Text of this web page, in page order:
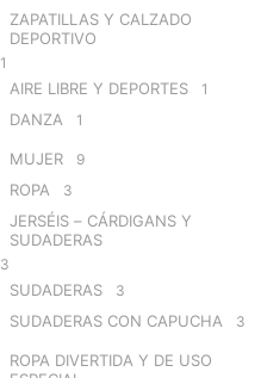
ZAPATILLAS Y CALZADO
DEPORTIVO
1
AIRE LIBRE Y DEPORTES 1
DANZA 1
MUJER 9
ROPA 3
JERSÉIS – CÁRDIGANS Y
SUDADERAS
3
SUDADERAS 3
SUDADERAS CON CAPUCHA 3
ROPA DIVERTIDA Y DE USO